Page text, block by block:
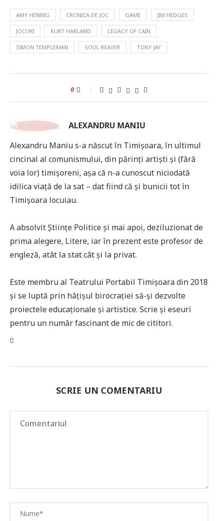
AMY HENNIG CRONICA DE JOC GAME JIM HEDGES
JOCURI KURT HARLAND LEGACY OF CAIN
SIMON TEMPLEMAN SOUL REAVER TONY JAY
0
ALEXANDRU MANIU
Alexandru Maniu s-a născut în Timișoara, în ultimul
cincinal al comunismului, din părinți artiști și (fără
voia lor) timișoreni, așa că n-a cunoscut niciodată
idilica viață de la sat – dat fiind că și bunicii tot în
Timișoara locuiau.
A absolvit Științe Politice și mai apoi, deziluzionat de
prima alegere, Litere, iar în prezent este profesor de
engleză, atât la stat cât și la privat.
Este membru al Teatrului Portabil Timișoara din 2018
și se luptă prin hățișul birocrației să-și dezvolte
proiectele educaționale și artistice. Scrie și eseuri
pentru un număr fascinant de mic de cititori.
SCRIE UN COMENTARIU